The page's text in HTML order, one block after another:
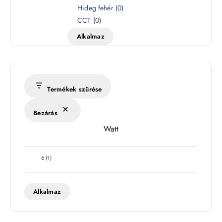
é
s
k
Hideg fehér (0)
CCT (0)
Alkalmaz
Termékek szűrése
Bezárás
Watt
W
t
6 (1)
Alkalmaz